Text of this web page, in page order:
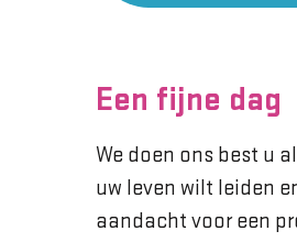
Een fijne dag
We doen ons best u
uw leven wilt leiden
aandacht voor een